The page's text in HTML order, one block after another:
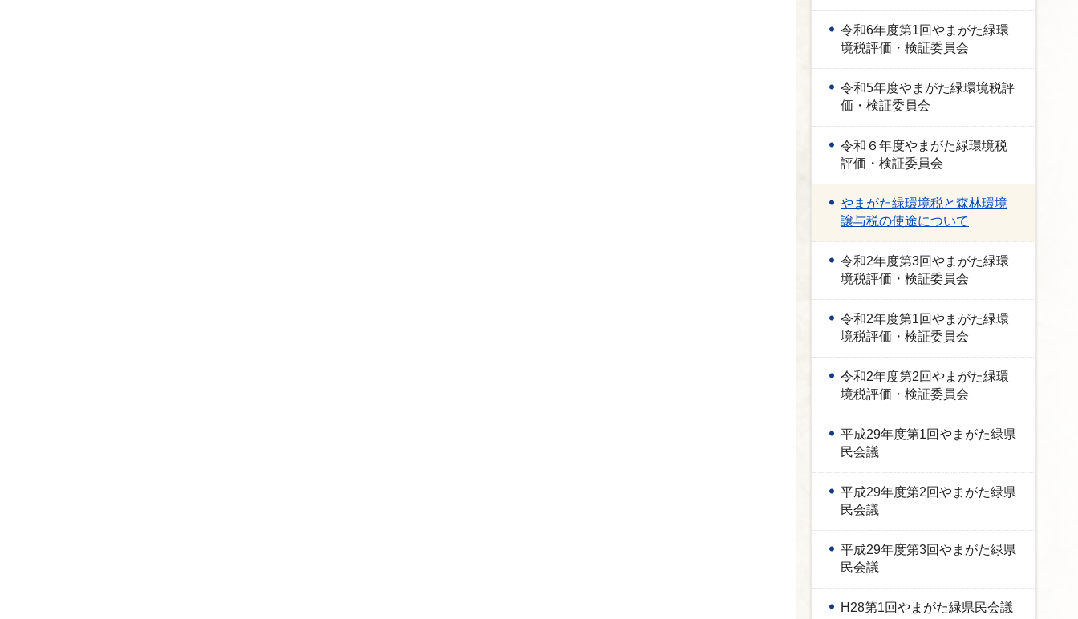
令和6年度第1回やまがた緑環
境税評価・検証委員会
令和5年度やまがた緑環境税評
価・検証委員会
令和６年度やまがた緑環境税
評価・検証委員会
やまがた緑環境税と森林環境
譲与税の使途について
令和2年度第3回やまがた緑環
境税評価・検証委員会
令和2年度第1回やまがた緑環
境税評価・検証委員会
令和2年度第2回やまがた緑環
境税評価・検証委員会
平成29年度第1回やまがた緑県
民会議
平成29年度第2回やまがた緑県
民会議
平成29年度第3回やまがた緑県
民会議
H28第1回やまがた緑県民会議